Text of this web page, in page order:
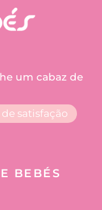
um cabaz de
satisfação
BEBÉS